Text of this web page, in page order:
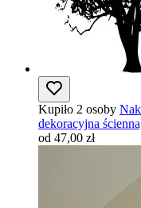
Kupiło 2 osoby
dekoracyjna
od 47,00 zł